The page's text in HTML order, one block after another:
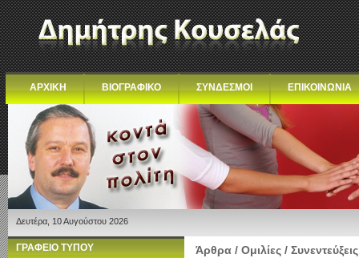
ΑΡΧΙΚΗ ΒΙΟΓΡΑΦΙΚΟ ΣΥΝΔΕΣΜΟΙ ΕΠΙΚΟΙΝΩΝΙΑ
Δευτέρα, 10 Αυγούστου 2026
ΓΡΑΦΕΙΟ ΤΥΠΟΥ Άρθρα / Ομιλίες / Συνεντεύξεις